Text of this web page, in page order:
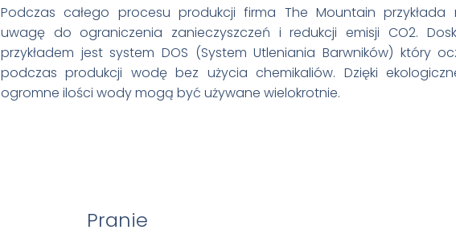
Podczas całego procesu produkcji firma The Mountain przykłada
uwagę do ograniczenia zanieczyszczeń i redukcji emisji CO2.
przykładem jest system DOS (System Utleniania Barwników) który
podczas produkcji wodę bez użycia chemikaliów. Dzięki
ogromne ilości wody mogą być używane wielokrotnie.
Pranie